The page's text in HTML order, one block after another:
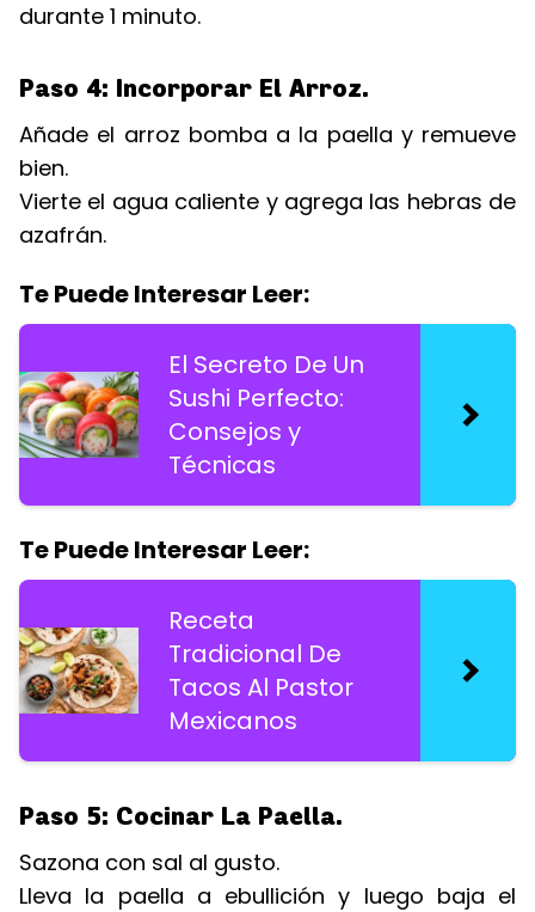
durante 1 minuto.
Paso 4: Incorporar El Arroz.
Añade el arroz bomba a la paella y remueve
bien.
Vierte el agua caliente y agrega las hebras de
azafrán.
Te Puede Interesar Leer:
El Secreto De Un
Sushi Perfecto:
Consejos y
Técnicas
Te Puede Interesar Leer:
Receta
Tradicional De
Tacos Al Pastor
Mexicanos
Paso 5: Cocinar La Paella.
Sazona con sal al gusto.
Lleva la paella a ebullición y luego baja el